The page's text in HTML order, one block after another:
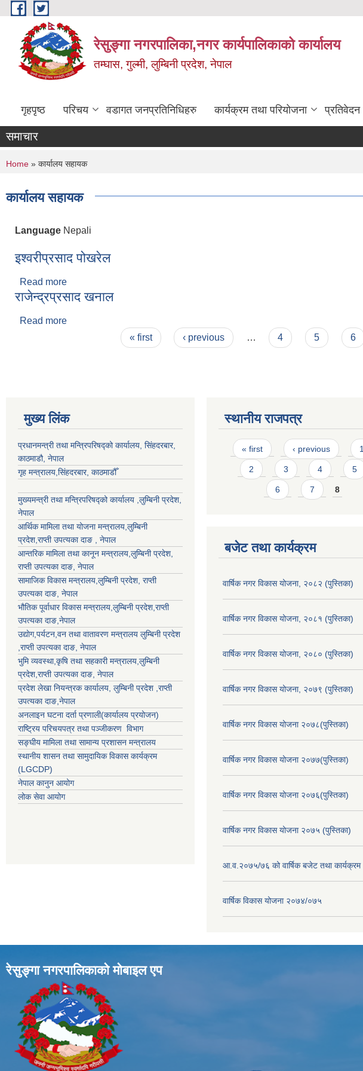
Skip to main content
रेसुङ्गा नगरपालिका,नगर कार्यपालिकाको कार्यालय
तम्घास, गुल्मी, लुम्बिनी प्रदेश, नेपाल
गृहपृष्ठ परिचय वडागत जनप्रतिनिधिहरु कार्यक्रम तथा परियोजना प्रतिवेदन
समाचार
You are here
Home » कार्यालय सहायक
कार्यालय सहायक
Language Nepali
इश्वरीप्रसाद पोखरेल
Read more
राजेन्द्रप्रसाद खनाल
Read more
« first ‹ previous … 4 5 6
मुख्य लिंक
प्रधानमन्त्री तथा मन्त्रिपरिषद्को कार्यालय, सिंहदरबार,
काठमाडौ, नेपाल
गृह मन्त्रालय,सिंहदरबार, काठमाडौँ
मुख्यमन्त्री तथा मन्त्रिपरिषद्को कार्यालय ,लुम्बिनी प्रदेश,
नेपाल
आर्थिक मामिला तथा योजना मन्त्रालय, लुम्बिनी
प्रदेश ,राप्ती उपत्यका दाङ , नेपाल
आन्तरिक मामिला तथा कानून मन्त्रालय, लुम्बिनी प्रदेश
राप्ती उपत्यका दाङ , नेपाल
सामाजिक विकास मन्त्रालय, लुम्बिनी प्रदेश राप्ती
उपत्यका दाङ , नेपाल
भौतिक पूर्वाधार विकास मन्त्रालय, लुम्बिनी प्रदेश राप्ती
उपत्यका दाङ ,नेपाल
उद्याेग,पर्यटन,वन तथा वातावरण मन्त्रालय लुम्बिनी प्रदेश
राप्ती उपत्यका दाङ , नेपाल
भुमि व्यवस्था,कृषि तथा सहकारी मन्त्रालय, लुम्बिनी
प्रदेश राप्ती उपत्यका दाङ , नेपाल
प्रदेश लेखा नियन्त्रक कार्यालय, लुम्बिनी प्रदेश राप्ती
उपत्यका दाङ ,नेपाल
अनलाइन घटना दर्ता प्रणाली(कार्यालय प्रयोजन)
राष्ट्रिय परिचयपत्र तथा पञ्जीकरण विभाग
सङ्घीय मामिला तथा सामान्य प्रशासन मन्त्रालय
स्थानीय शासन तथा सामुदायिक विकास कार्यक्रम
(LGCDP)
नेपाल कानुन आयोग
लोक सेवा आयोग
स्थानीय राजपत्र
Pages
« first ‹ previous 1
2 3 4 5
6 7 8
बजेट तथा कार्यक्रम
वार्षिक नगर विकास योजना, २०८२ (पुस्तिका)
वार्षिक नगर विकास योजना, २०८१ (पुस्तिका)
वार्षिक नगर विकास योजना, २०८० (पुस्तिका)
वार्षिक नगर विकास योजना, २०७९ (पुस्तिका)
वार्षिक नगर विकास योजना २०७८(पुस्तिका)
वार्षिक नगर विकास योजना २०७७(पुस्तिका)
वार्षिक नगर विकास योजना २०७६(पुस्तिका)
वार्षिक नगर विकास योजना २०७५ (पुस्तिका)
आ.व.२०७५/७६ को वार्षिक बजेट तथा कार्यक्रम
वार्षिक विकास योजना २०७४/०७५
रेसुङ्गा नगरपालिकाकाे माेबाइल एप